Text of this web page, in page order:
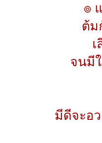
๏
ต้ม
จนมี
มีดีจะอ